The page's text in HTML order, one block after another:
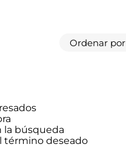
Ordenar por
la búsqueda
término deseado